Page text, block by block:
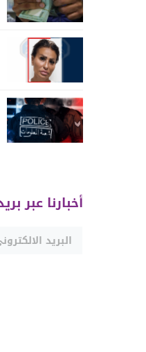
أخبارنا عبر